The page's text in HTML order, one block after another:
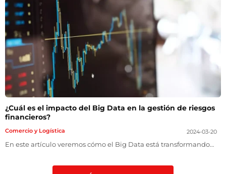
¿Cuál es el impacto del Big Data en la gestión de riesgos
financieros?
Comercio y Logística 2024-03-20
En este artículo veremos cómo el Big Data está transformando…